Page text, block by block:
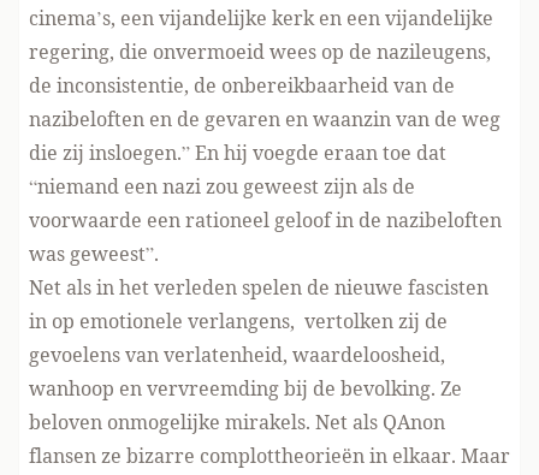
cinema’s, een vijandelijke kerk en een vijandelijke
regering, die onvermoeid wees op de nazileugens,
de inconsistentie, de onbereikbaarheid van de
nazibeloften en de gevaren en waanzin van de weg
die zij insloegen.” En hij voegde eraan toe dat
“niemand een nazi zou geweest zijn als de
voorwaarde een rationeel geloof in de nazibeloften
was geweest”.
Net als in het verleden spelen de nieuwe fascisten
in op emotionele verlangens, vertolken zij de
gevoelens van verlatenheid, waardeloosheid,
wanhoop en vervreemding bij de bevolking. Ze
beloven onmogelijke mirakels. Net als QAnon
flansen ze bizarre complottheorieën in elkaar. Maar